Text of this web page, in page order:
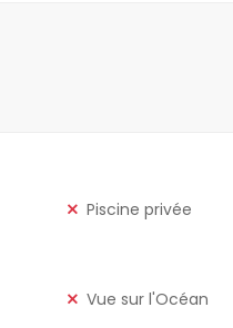
Piscine privée
Vue sur l'Océan